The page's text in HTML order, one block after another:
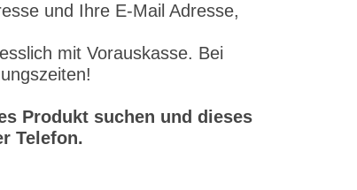
und Ihre E-Mail Adresse,
mit Vorauskasse. Bei
Produkt suchen und dieses
Telefon.